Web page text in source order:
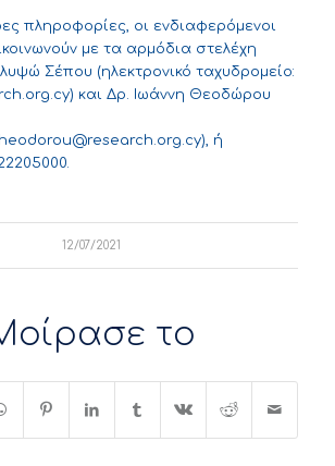
πληροφορίες, οι ενδιαφερόμενοι
με τα αρμόδια στελέχη
Σέπου (ηλεκτρονικό ταχυδρομείο:
) και Δρ. Ιωάννη Θεοδώρου
),
ή
12/07/2021
το